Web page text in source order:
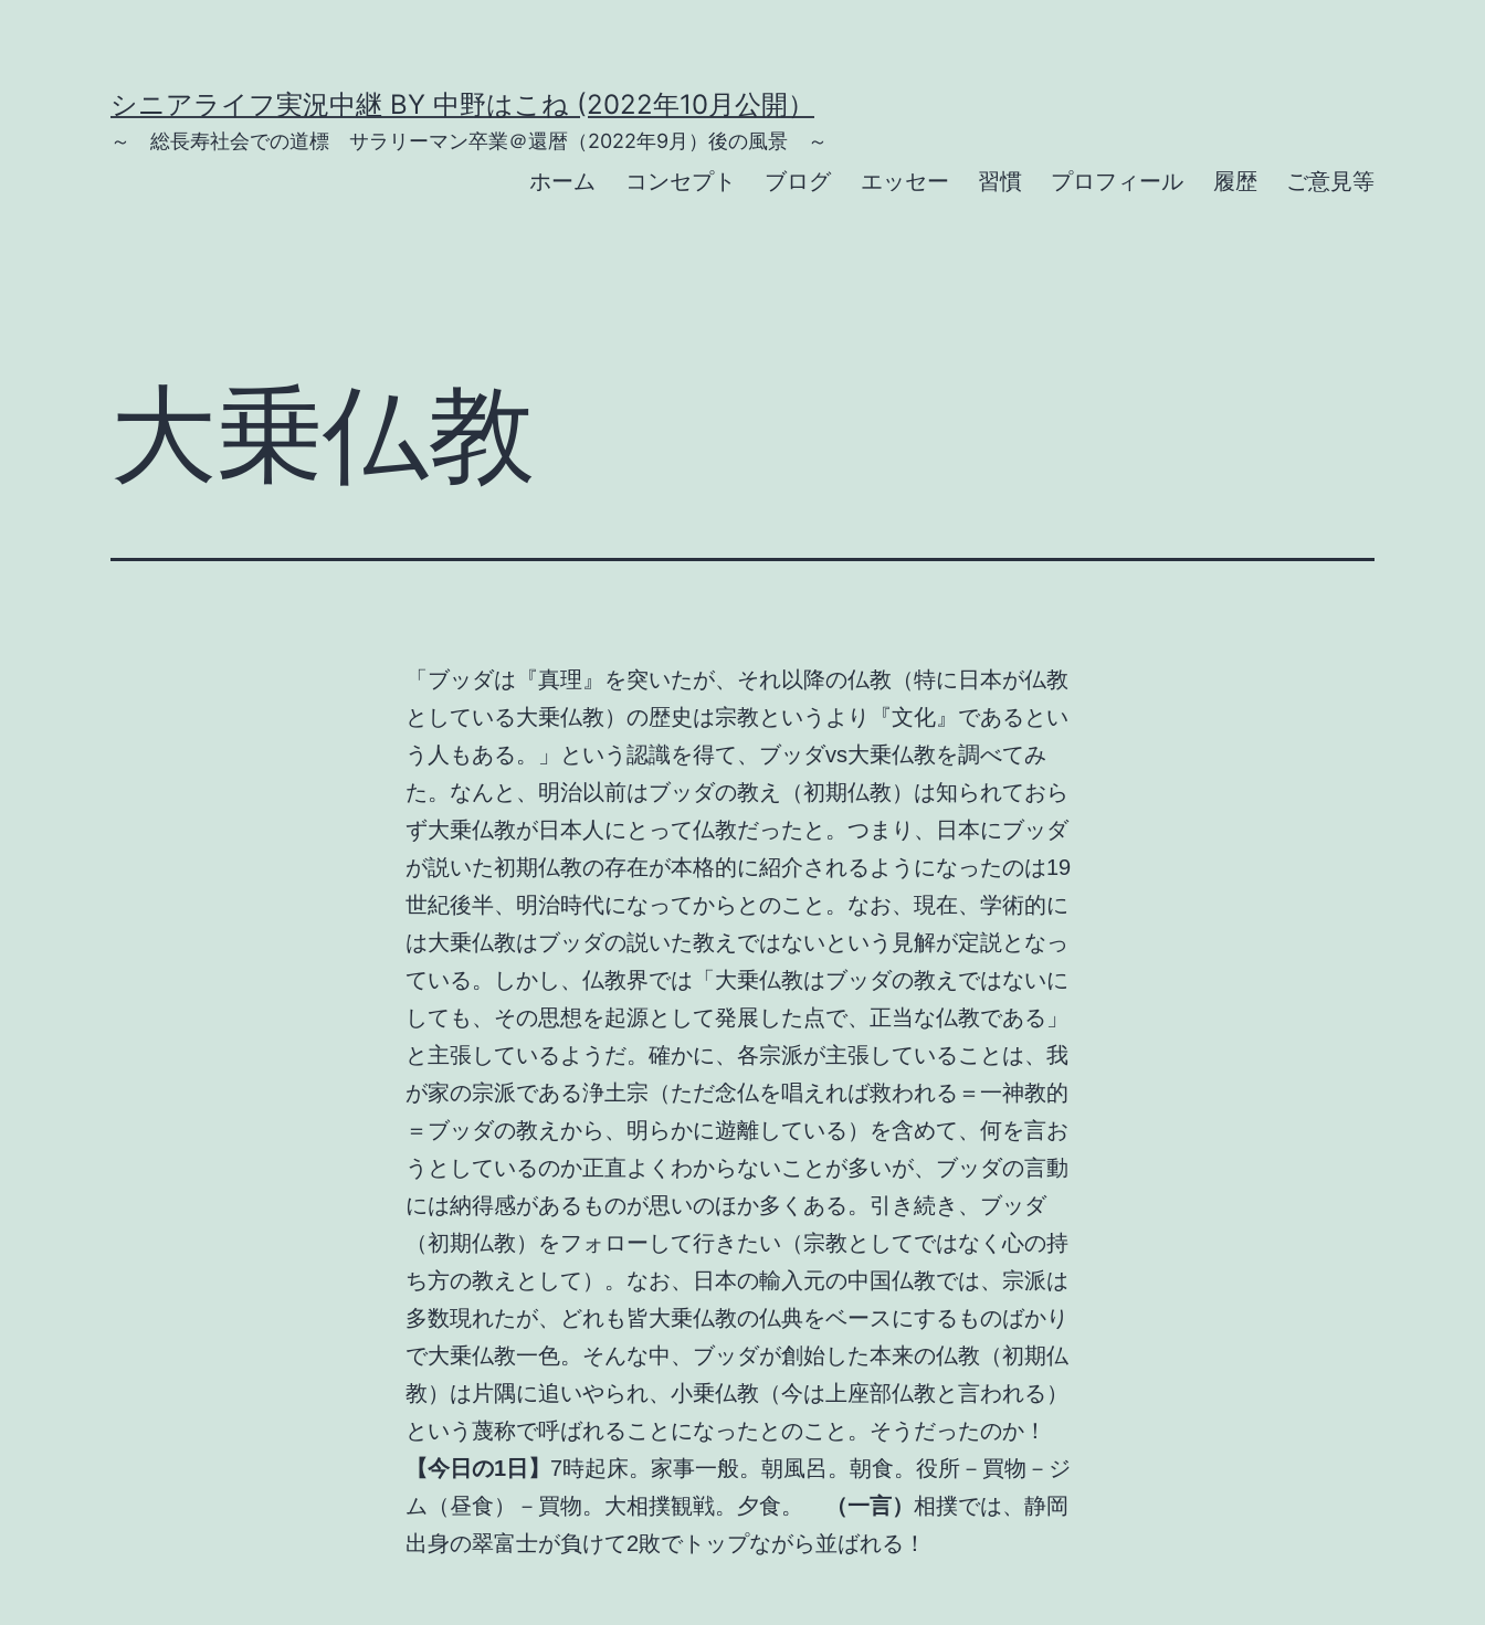
シニアライフ実況中継 BY 中野はこね (2022年10月公開）
～ 総長寿社会での道標 サラリーマン卒業＠還暦（2022年9月）後の風景 ～
ホーム コンセプト ブログ エッセー 習慣 プロフィール 履歴 ご意見等
大乗仏教
「ブッダは『真理』を突いたが、それ以降の仏教（特に日本が仏教
としている大乗仏教）の歴史は宗教というより『文化』であるとい
う人もある。」という認識を得て、ブッダvs大乗仏教を調べてみ
た。なんと、明治以前はブッダの教え（初期仏教）は知られておら
ず大乗仏教が日本人にとって仏教だったと。つまり、日本にブッダ
が説いた初期仏教の存在が本格的に紹介されるようになったのは19
世紀後半、明治時代になってからとのこと。なお、現在、学術的に
は大乗仏教はブッダの説いた教えではないという見解が定説となっ
ている。しかし、仏教界では「大乗仏教はブッダの教えではないに
しても、その思想を起源として発展した点で、正当な仏教である」
と主張しているようだ。確かに、各宗派が主張していることは、我
が家の宗派である浄土宗（ただ念仏を唱えれば救われる＝一神教的
＝ブッダの教えから、明らかに遊離している）を含めて、何を言お
うとしているのか正直よくわからないことが多いが、ブッダの言動
には納得感があるものが思いのほか多くある。引き続き、ブッダ
（初期仏教）をフォローして行きたい（宗教としてではなく心の持
ち方の教えとして）。なお、日本の輸入元の中国仏教では、宗派は
多数現れたが、どれも皆大乗仏教の仏典をベースにするものばかり
で大乗仏教一色。そんな中、ブッダが創始した本来の仏教（初期仏
教）は片隅に追いやられ、小乗仏教（今は上座部仏教と言われる）
という蔑称で呼ばれることになったとのこと。そうだったのか！
【今日の1日】 7時起床。家事一般。朝風呂。朝食。役所－買物－ジ
ム（昼食）－買物。大相撲観戦。夕食。
（一言） 相撲では、静岡
出身の翠富士が負けて2敗でトップながら並ばれる！